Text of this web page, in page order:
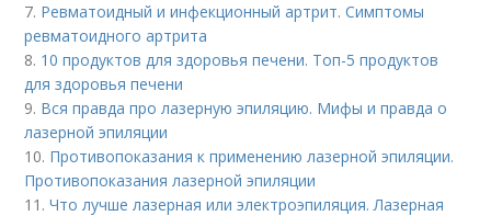
7. Ревматоидный и инфекционный артрит. Симптомы
ревматоидного артрита
8. 10 продуктов для здоровья печени. Топ-5 продуктов
для здоровья печени
9. Вся правда про лазерную эпиляцию. Мифы и правда о
лазерной эпиляции
10. Противопоказания к применению лазерной эпиляции.
Противопоказания лазерной эпиляции
11.Что лучше лазерная или электроэпиляция. Лазерная